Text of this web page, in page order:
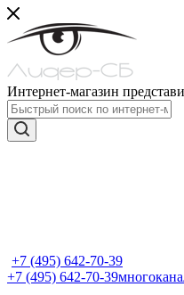
Интернет-магазин
+7 (495) 642-70-39
+7 (495) 642-70-39